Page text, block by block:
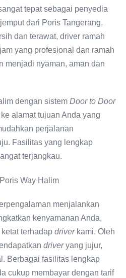
tepat sebagai penyedia
dari Poris Tangerang.
dan terawat, driver ramah
yang profesional dan ramah
menjadi nyaman, aman dan
dengan sistem Door to Door
alamat tujuan Anda yang
perjalanan
Fasilitas yang lengkap
terjangkau.
menjalankan
kenyamanan Anda,
terhadap driver kami. Oleh
driveryang jujur,
Berbagai fasilitas lengkap
cukup membayar dengan tarif